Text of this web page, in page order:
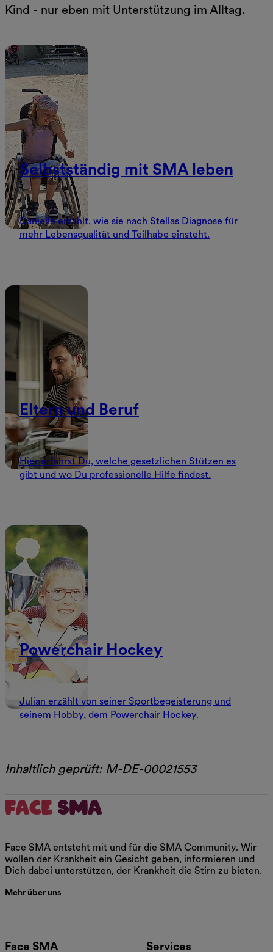
Kind - nur eben mit Unterstützung im Alltag.
Selbstständig mit SMA leben
Danielle erzählt, wie sie nach Stellas Diagnose für
mehr Lebensqualität und Teilhabe einsteht.
Eltern und Beruf
Hier erfährst Du, welche gesetzlichen Stützen es
gibt und wo Du professionelle Hilfe findest.
Powerchair Hockey
Julian erzählt von seiner Sportbegeisterung und
seinem Hobby, dem Powerchair Hockey.
Inhaltlich geprüft: M-DE-00021553
Face SMA entsteht mit und für die SMA Community. Wir
wollen der Krankheit ein Gesicht geben, informieren und
Dich dabei unterstützen, der Krankheit die Stirn zu bieten.
Mehr über uns
Face SMA Services